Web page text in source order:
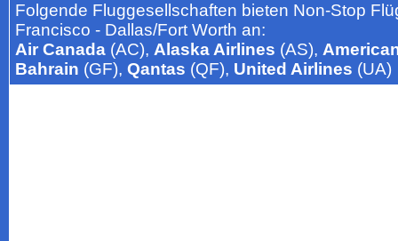
Folgende Fluggesellschaften bieten Non-Stop
Francisco - Dallas/Fort Worth an:
Air Canada (AC), Alaska Airlines (AS),
Bahrain (GF), Qantas (QF), United Airlines (UA)